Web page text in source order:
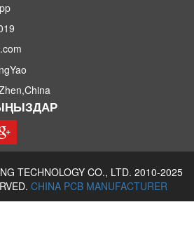
TECHNOLOGY CO., LTD. 2010-2025
CHINA PCB MANUFACTURER